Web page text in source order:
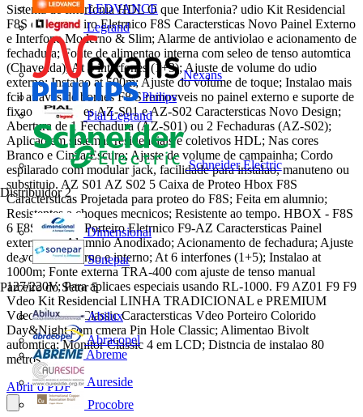
LEDVANCE
Legrand
Nexans
Philips
Pial Legrand
Schneider Electric
Distribuidor 2
Dimensional
Sonepar
Parceiro do Setor 5
Abilux
Abracopel
Abreme
Aureside
Procobre
Sistema de Interfonia HDL O que Interfonia? udio Kit Residencial
F8S e F9 Porteiro Eletrnico F8S Caractersticas Novo Painel Externo
e Interfone Moderno & Slim; Alarme de antiviolao e acionamento de
fechadura; Fonte de alimentao interna com seleo de tenso automtica
(Chaveada); At 4 interfones (1+3); Ajuste de volume do udio
externo; Instalao at 500m; Ajuste do volume de toque; Instalao mais
fcil atraves de bornes F8 S removveis no painel externo e suporte de
fixao. 4 Extenses AZ-S01 e AZ-S02 Caractersticas Novo Design;
Abertura de 1 Fechadura (AZ-S01) ou 2 Fechaduras (AZ-S02);
Aplicao em sistemas residenciais e coletivos HDL; Nas cores
Branco e Cinza Escuro; Ajuste de volume de campainha; Cordo
espilarado com modular jack, facilidade para instalao, manuteno ou
substituio. AZ S01 AZ S02 5 Caixa de Proteo Hbox F8S
Caractersticas Projetada para proteo do F8S; Feita em alumnio;
Resistentes a choques mecnicos; Resistente ao tempo. HBOX - F8S
6 F8S 7 F8S 8 Porteiro Eletrnico F9-AZ Caractersticas Painel
externo em Alumnio Anodixado; Acionamento de fechadura; Ajuste
de volume externo e interno; At 6 interfones (1+5); Instalao at
1000m; Fonte externa TRA-400 com ajuste de tenso manual
127/220V; Para aplicaes especiais usando RL-1000. F9 AZ01 F9 F9
Vdeo Kit Residencial LINHA TRADICIONAL e PREMIUM
Vdeo Porteiro Classic Caractersticas Vdeo Porteiro Colorido
Day&Night com cmera Pin Hole Classic; Alimentao Bivolt
automtica; Monitor Classic 4 em LCD; Distncia de instalao 80
metros;...
Abrir o PDF